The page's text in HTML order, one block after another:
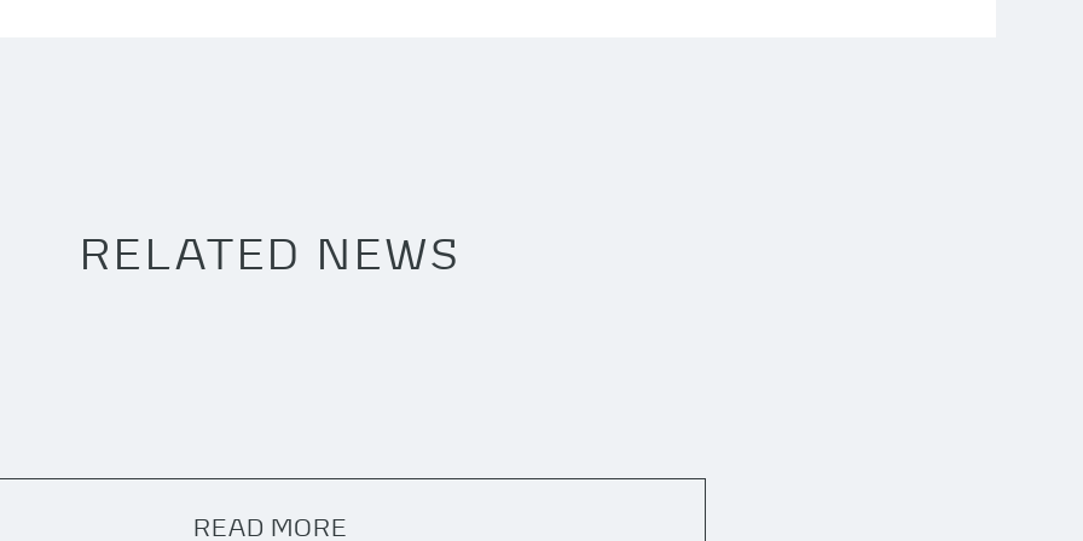
RELATED NEWS
READ MORE